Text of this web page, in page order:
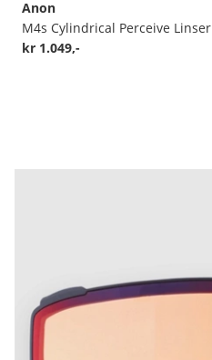
Anon
M4s Cylindrical Perceive Linser
kr 1.049,-